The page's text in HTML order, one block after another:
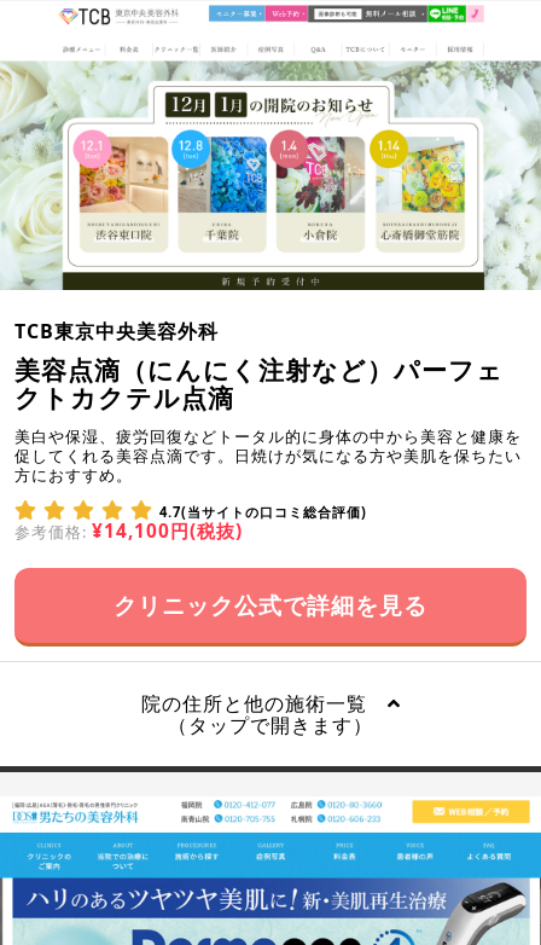
TCB東京中央美容外科
美容点滴（にんにく注射など）パーフェ
クトカクテル点滴
美白や保湿、疲労回復などトータル的に身体の中から美容と健康を
促してくれる美容点滴です。日焼けが気になる方や美肌を保ちたい
方におすすめ。
4.7(当サイトの口コミ総合評価)
参考価格: ¥14,100円(税抜)
クリニック公式で詳細を見る
院の住所と他の施術一覧
（タップで開きます）